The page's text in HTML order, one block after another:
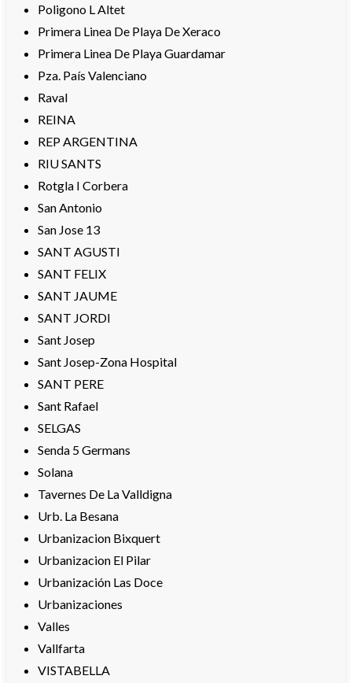
Poligono L Altet
Primera Linea De Playa De Xeraco
Primera Linea De Playa Guardamar
Pza. País Valenciano
Raval
REINA
REP ARGENTINA
RIU SANTS
Rotgla I Corbera
San Antonio
San Jose 13
SANT AGUSTI
SANT FELIX
SANT JAUME
SANT JORDI
Sant Josep
Sant Josep-Zona Hospital
SANT PERE
Sant Rafael
SELGAS
Senda 5 Germans
Solana
Tavernes De La Valldigna
Urb. La Besana
Urbanizacion Bixquert
Urbanizacion El Pilar
Urbanización Las Doce
Urbanizaciones
Valles
Vallfarta
VISTABELLA